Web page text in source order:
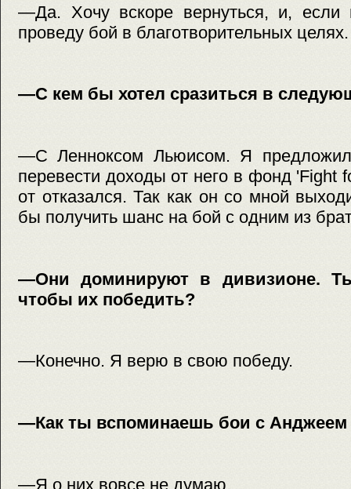
—Да. Хочу вскоре вернуться, и, если
проведу бой в благотворительных целях.
—С кем бы хотел сразиться в
—С Ленноксом Льюисом. Я
перевести доходы от него в фонд 'Fight
от отказался. Так как он со мной
бы получить шанс на бой с одним из
—Они доминируют в дивизионе. Ты
чтобы их победить?
—Конечно. Я верю в свою победу.
—Как ты вспоминаешь бои с Анджеем
—Я о них вовсе не думаю.